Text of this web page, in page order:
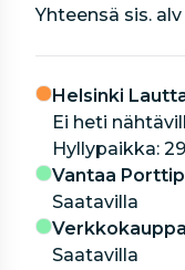
Yhteensä sis. alv
Helsinki
Ei heti
hyllypaikka: 29
Vantaa
Saatavilla
Verkkokauppa
Saatavilla